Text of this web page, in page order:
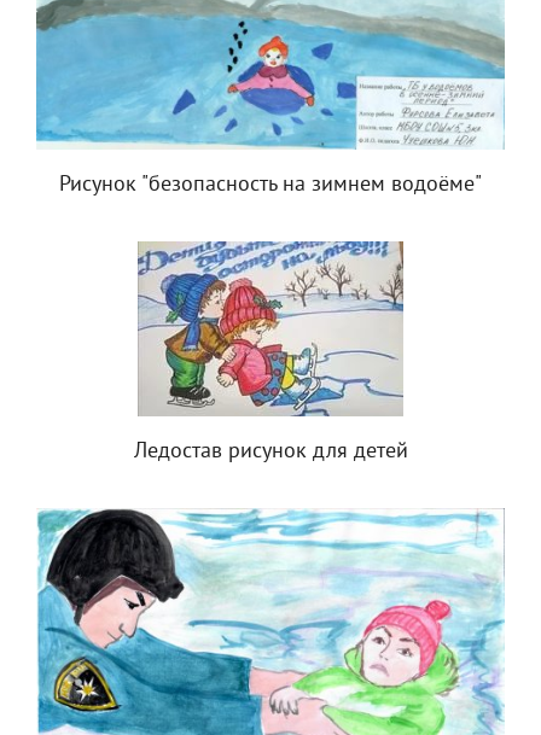
Рисунок "безопасность на зимнем водоёме"
Ледостав рисунок для детей